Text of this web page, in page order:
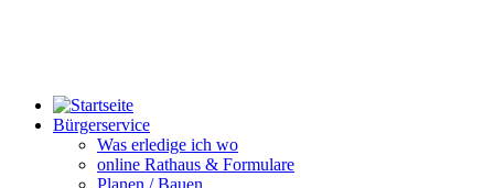
Bürgerservice
Was erledige ich wo
online Rathaus & Formulare
Planen / Bauen